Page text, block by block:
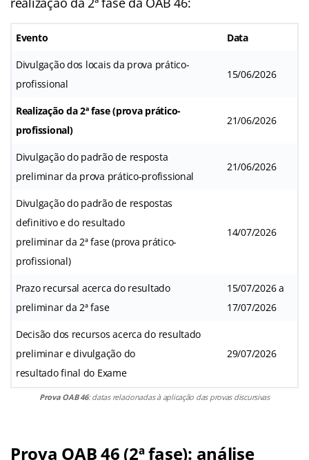
Evento Data
Divulgação dos locais da prova prático-
profissional
15/06/2026
Realização da 2ª fase (prova prático-
profissional)
21/06/2026
Divulgação do padrão de resposta
preliminar da prova prático-profissional
21/06/2026
Divulgação do padrão de respostas
definitivo e do resultado
preliminar da 2ª fase (prova prático-
profissional)
14/07/2026
Prazo recursal acerca do resultado
preliminar da 2ª fase
15/07/2026 a
17/07/2026
Decisão dos recursos acerca do resultado
preliminar e divulgação do
resultado final do Exame
29/07/2026
Prova OAB 46: datas relacionadas à aplicação das provas discursivas
Prova OAB 46 (2ª fase): análise